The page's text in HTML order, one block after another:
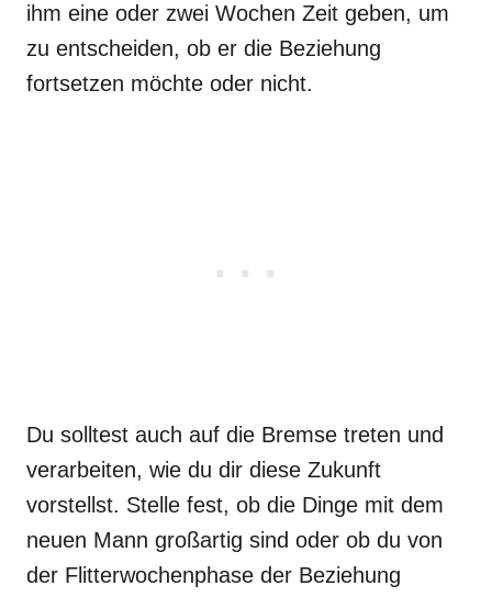
ihm eine oder zwei Wochen Zeit geben, um
zu entscheiden, ob er die Beziehung
fortsetzen möchte oder nicht.
Du solltest auch auf die Bremse treten und
verarbeiten, wie du dir diese Zukunft
vorstellst. Stelle fest, ob die Dinge mit dem
neuen Mann großartig sind oder ob du von
der Flitterwochenphase der Beziehung